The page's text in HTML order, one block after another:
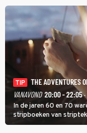
TIP
THE ADVENTURES
VANAVOND 20:00 - 22:05·
In de jaren 60 en 70
stripboeken van
meer tot leven in The